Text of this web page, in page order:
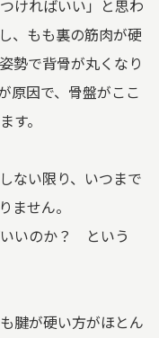
ければいい」と思わ
、もも裏の筋肉が硬
勢で背骨が丸くなり
原因で、骨盤がここ
す。
ない限り、いつまで
ません。
いのか？ という
腱が硬い方がほとん